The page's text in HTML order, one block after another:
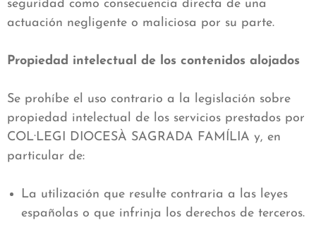
seguridad como consecuencia directa de una
actuación negligente o maliciosa por su parte.
Propiedad intelectual de los contenidos alojados
Se prohíbe el uso contrario a la legislación sobre
propiedad intelectual de los servicios prestados por
COL·LEGI DIOCESÀ SAGRADA FAMÍLIA y, en
particular de:
La utilización que resulte contraria a las leyes
españolas o que infrinja los derechos de terceros.